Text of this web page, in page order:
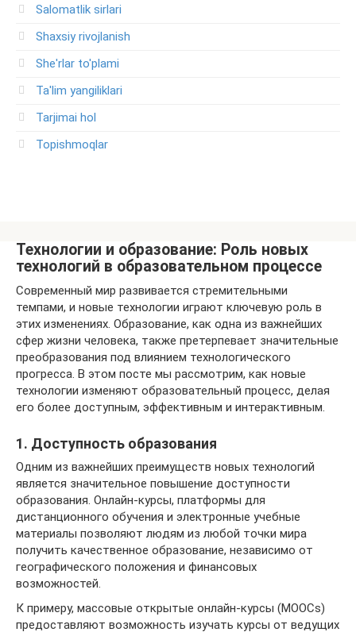
Salomatlik sirlari
Shaxsiy rivojlanish
She'rlar to'plami
Ta'lim yangiliklari
Tarjimai hol
Topishmoqlar
Технологии и образование: Роль новых
технологий в образовательном процессе
Современный мир развивается стремительными
темпами, и новые технологии играют ключевую роль в
этих изменениях. Образование, как одна из важнейших
сфер жизни человека, также претерпевает значительные
преобразования под влиянием технологического
прогресса. В этом посте мы рассмотрим, как новые
технологии изменяют образовательный процесс, делая
его более доступным, эффективным и интерактивным.
1. Доступность образования
Одним из важнейших преимуществ новых технологий
является значительное повышение доступности
образования. Онлайн-курсы, платформы для
дистанционного обучения и электронные учебные
материалы позволяют людям из любой точки мира
получить качественное образование, независимо от
географического положения и финансовых
возможностей.
К примеру, массовые открытые онлайн-курсы (MOOCs)
предоставляют возможность изучать курсы от ведущих